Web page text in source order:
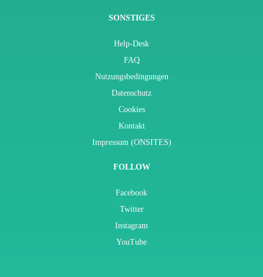
SONSTIGES
Help-Desk
FAQ
Nutzungsbedingungen
Datenschutz
Cookies
Kontakt
Impressum (ONSITES)
FOLLOW
Facebook
Twitter
Instagram
YouTube